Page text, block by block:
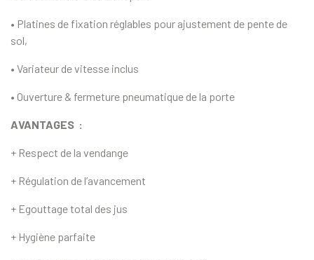
• Platines de fixation réglables pour ajustement de pente de
sol,
• Variateur de vitesse inclus
• Ouverture & fermeture pneumatique de la porte
AVANTAGES :
+ Respect de la vendange
+ Régulation de l’avancement
+ Egouttage total des jus
+ Hygiène parfaite